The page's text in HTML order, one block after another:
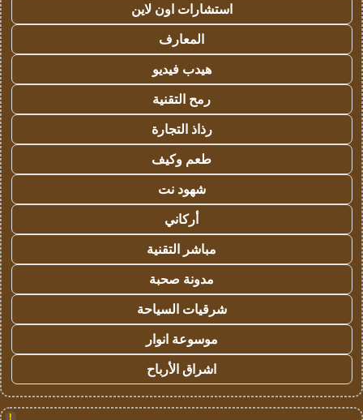
استشارات اون لاين
المعارف
هيدب فيديو
رمح التقنية
رذاذ التجارة
طعم وكيف
شهود نت
أركاني
مباشر التقنية
مدونة صحبة
شرقيات السياحة
موسوعة انوار
اشراق الأرباح
!